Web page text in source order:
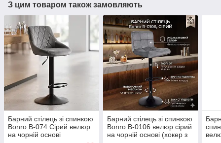
З цим товаром також замовляють
Барний стілець зі спинкою
Bonro B-074 Сірий велюр
на чорній основі
Барний стілець зі спинкою
Bonro B-0106 велюр сірий
на чорній основі (хокер з